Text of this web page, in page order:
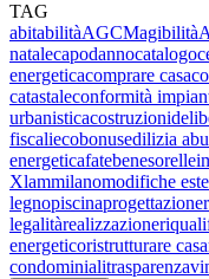
TAG
abitabilitàAGCMagibilità
natalecapodannocatalogo
energeticacomprare casa
catastaleconformità
urbanisticacostruzioni
fiscaliecobonusedilizia
energeticafatebenesorelle
Xlammilanomodifiche
legnopiscinaprogettazione
legalitàrealizzazione
energeticoristrutturare casa
condominialitrasparenza